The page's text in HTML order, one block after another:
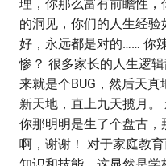
理，你那么富有前瞻性
的洞见，你们的人生经
好，永远都是对的…… 你
惨？ 很多家长的人生逻
来就是个BUG，然后天
新天地，直上九天揽月。
你那明明是生了个盘古
啊，谢谢！ 对于家庭教